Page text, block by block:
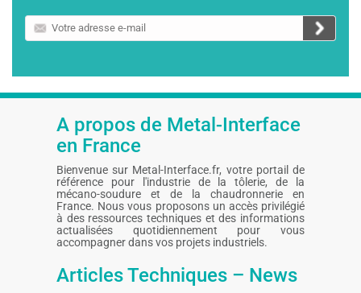
Votre
adresse
A propos de Metal-Interface
en France
Bienvenue sur Metal-Interface.fr, votre portail de
référence pour l'industrie de la tôlerie, de la
mécano-soudure et de la chaudronnerie en
France. Nous vous proposons un accès privilégié
à des ressources techniques et des informations
actualisées quotidiennement pour vous
accompagner dans vos projets industriels.
Articles Techniques – News